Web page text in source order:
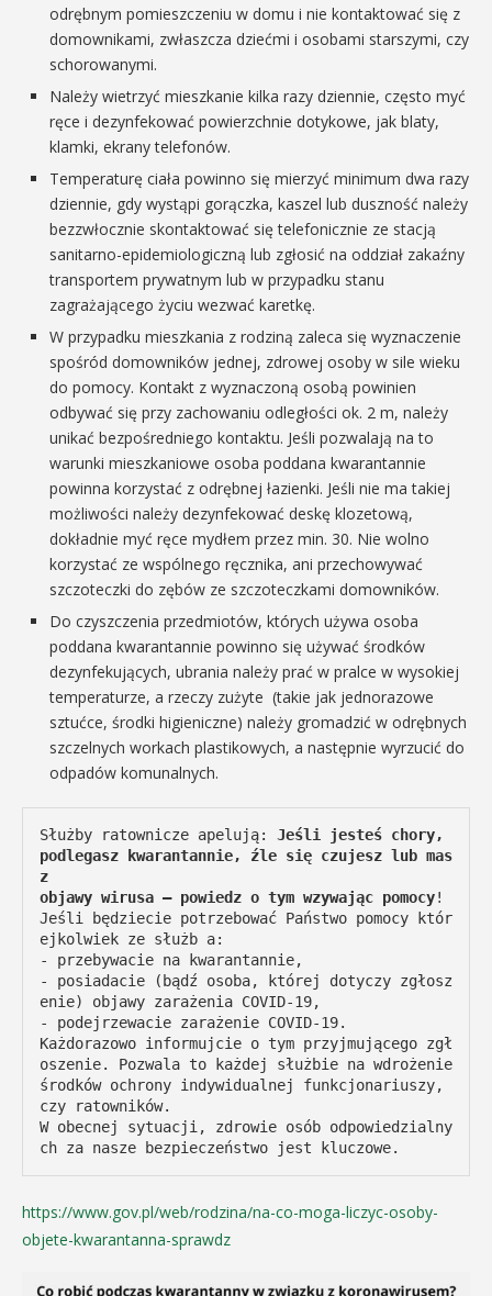
odrębnym pomieszczeniu w domu i nie kontaktować się z
domownikami, zwłaszcza dziećmi i osobami starszymi, czy
schorowanymi.
Należy wietrzyć mieszkanie kilka razy dziennie, często myć
ręce i dezynfekować powierzchnie dotykowe, jak blaty,
klamki, ekrany telefonów.
Temperaturę ciała powinno się mierzyć minimum dwa razy
dziennie, gdy wystąpi gorączka, kaszel lub duszność należy
bezzwłocznie skontaktować się telefonicznie ze stacją
sanitarno-epidemiologiczną lub zgłosić na oddział zakaźny
transportem prywatnym lub w przypadku stanu
zagrażającego życiu wezwać karetkę.
W przypadku mieszkania z rodziną zaleca się wyznaczenie
spośród domowników jednej, zdrowej osoby w sile wieku
do pomocy. Kontakt z wyznaczoną osobą powinien
odbywać się przy zachowaniu odległości ok. 2 m, należy
unikać bezpośredniego kontaktu. Jeśli pozwalają na to
warunki mieszkaniowe osoba poddana kwarantannie
powinna korzystać z odrębnej łazienki. Jeśli nie ma takiej
możliwości należy dezynfekować deskę klozetową,
dokładnie myć ręce mydłem przez min. 30. Nie wolno
korzystać ze wspólnego ręcznika, ani przechowywać
szczoteczki do zębów ze szczoteczkami domowników.
Do czyszczenia przedmiotów, których używa osoba
poddana kwarantannie powinno się używać środków
dezynfekujących, ubrania należy prać w pralce w wysokiej
temperaturze, a rzeczy zużyte (takie jak jednorazowe
sztućce, środki higieniczne) należy gromadzić w odrębnych
szczelnych workach plastikowych, a następnie wyrzucić do
odpadów komunalnych.
Służby ratownicze apelują: Jeśli jesteś chory,
podlegasz kwarantannie, źle się czujesz lub mas
z
objawy wirusa – powiedz o tym wzywając pomocy!
Jeśli będziecie potrzebować Państwo pomocy któr
ejkolwiek ze służb a:
- przebywacie na kwarantannie,
- posiadacie (bądź osoba, której dotyczy zgłosz
enie) objawy zarażenia COVID-19,
- podejrzewacie zarażenie COVID-19.
Każdorazowo informujcie o tym przyjmującego zgł
środków ochrony indywidualnej funkcjonariuszy,
czy ratowników.
W obecnej sytuacji, zdrowie osób odpowiedzialny
ch za nasze bezpieczeństwo jest kluczowe.
https://www.gov.pl/web/rodzina/na-co-moga-liczyc-osoby-
objete-kwarantanna-sprawdz